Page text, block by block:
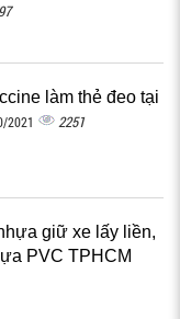
làm thẻ đeo tại
2021 2251
giữ xe lấy liền,
PVC TPHCM